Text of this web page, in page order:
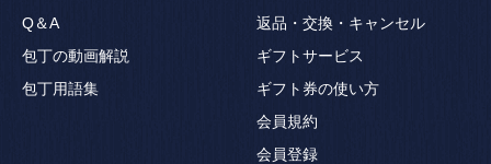
Q＆A
包丁の動画解説
包丁用語集
返品・交換・キャンセル
ギフトサービス
ギフト券の使い方
会員規約
会員登録